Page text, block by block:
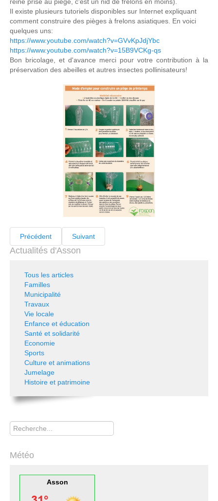
Il existe plusieurs tutoriels disponibles sur Internet expliquant
comment construire des pièges à frelons asiatiques. En voici
quelques uns:
https://www.youtube.com/watch?v=GVvKpJdjYbc
https://www.youtube.com/watch?v=15B9VCKg-qs
Bon bricolage, et d'avance merci pour votre contribution à la
préservation des abeilles et autres insectes pollinisateurs!
Précédent Suivant
Actualités d'Asson
Tous les articles
Familles
Municipalité
Travaux
Vie locale
Enfance et éducation
Santé et solidarité
Economie
Sports
Culture et animations
Jumelage
Histoire et patrimoine
Rechercher
Météo
Asson